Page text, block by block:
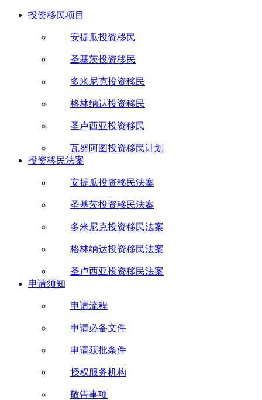
投资移民项目
安提瓜投资移民
圣基茨投资移民
多米尼克投资移民
格林纳达投资移民
圣卢西亚投资移民
瓦努阿图投资移民计划
投资移民法案
安提瓜投资移民法案
圣基茨投资移民法案
多米尼克投资移民法案
格林纳达投资移民法案
圣卢西亚投资移民法案
申请须知
申请流程
申请必备文件
申请获批条件
授权服务机构
敬告事项